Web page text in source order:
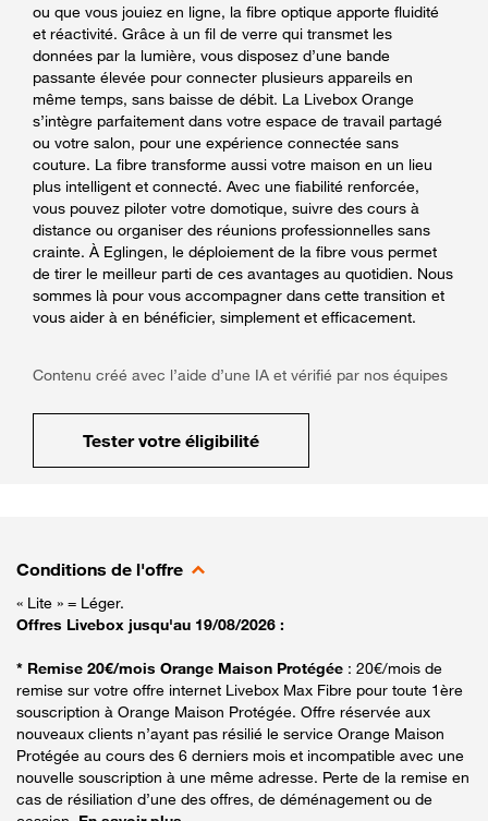
ou que vous jouiez en ligne, la fibre optique apporte fluidité
et réactivité. Grâce à un fil de verre qui transmet les
données par la lumière, vous disposez d’une bande
passante élevée pour connecter plusieurs appareils en
même temps, sans baisse de débit. La Livebox Orange
s’intègre parfaitement dans votre espace de travail partagé
ou votre salon, pour une expérience connectée sans
couture. La fibre transforme aussi votre maison en un lieu
plus intelligent et connecté. Avec une fiabilité renforcée,
vous pouvez piloter votre domotique, suivre des cours à
distance ou organiser des réunions professionnelles sans
crainte. À Eglingen, le déploiement de la fibre vous permet
de tirer le meilleur parti de ces avantages au quotidien. Nous
sommes là pour vous accompagner dans cette transition et
vous aider à en bénéficier, simplement et efficacement.
Contenu créé avec l’aide d’une IA et vérifié par nos équipes
Tester votre éligibilité
Conditions de l'offre
« Lite » = Léger.
Offres Livebox jusqu'au 19/08/2026 :
* Remise 20€/mois Orange Maison Protégée : 20€/mois de
remise sur votre offre internet Livebox Max Fibre pour toute 1ère
souscription à Orange Maison Protégée. Offre réservée aux
nouveaux clients n’ayant pas résilié le service Orange Maison
Protégée au cours des 6 derniers mois et incompatible avec une
nouvelle souscription à une même adresse. Perte de la remise en
cas de résiliation d’une des offres, de déménagement ou de